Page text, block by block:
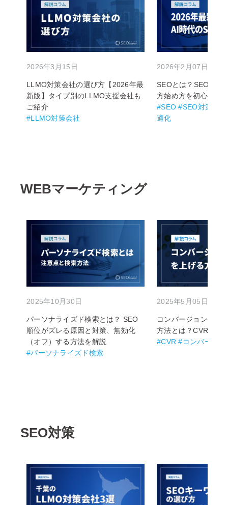
2026年3月15日
LLMO対策会社の選び方【2026年最
新版】タイプ別のLLMO支援会社も
ご紹介
#LLMO対策会社
2026年2月07日
SEOとは？SEO対策
方始め方を初心者向
#SEO #SEO対策 #検
適化
WEBマーケティング
2025年10月30日
パーソナライズド検索とは？ SEO
順位がズレる原因と対策、無効化
（オフ）する方法を解説
#パーソナライズド検索
2025年5月05日
コンバージョン率（
方法とは？CVRの改
#CVR #コンバージョ
SEO対策